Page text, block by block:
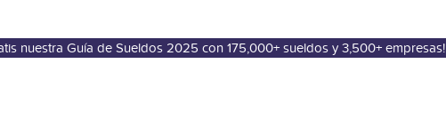
nuestra Guía de Sueldos 2025 con 175,000+ sueldos y 3,500+ empresas!